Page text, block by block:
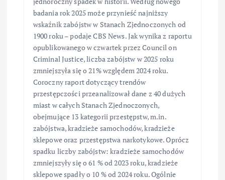
badania rok 2025 może przynieść najniższy
wskaźnik zabójstw w Stanach Zjednoczonych od
1900 roku – podaje CBS News. Jak wynika z raportu
opublikowanego w czwartek przez Council on
Criminal Justice, liczba zabójstw w 2025 roku
zmniejszyła się o 21% względem 2024 roku.
Coroczny raport dotyczący trendów
przestępczości przeanalizował dane z 40 dużych
miast w całych Stanach Zjednoczonych,
obejmujące 13 kategorii przestępstw, m.in.
zabójstwa, kradzieże samochodów, kradzieże
sklepowe oraz przestępstwa narkotykowe. Oprócz
spadku liczby zabójstw: kradzieże samochodów
zmniejszyły się o 61 % od 2023 roku, kradzieże
sklepowe spadły o 10 % od 2024 roku. Ogólnie